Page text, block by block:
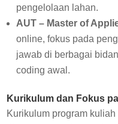
pengelolaan lahan.
AUT – Master of
online, fokus pada
jawab di berbagai
coding awal.
Kurikulum dan Fokus
Kurikulum program